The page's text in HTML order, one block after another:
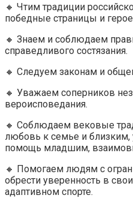
🔸 Чтим традиции
победные страницы и
🔸 Знаем и соблюдаем
справедливого состязания.
🔸 Следуем законам и
🔸 Уважаем соперников
вероисповедания.
🔸 Соблюдаем вековые
любовь к семье и
помощь младшим,
🔸 Помогаем людям с
обрести уверенность в
адаптивном спорте.